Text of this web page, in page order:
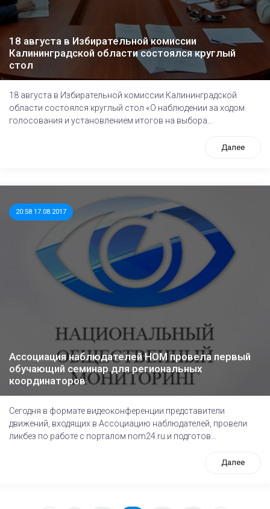
18 августа в Избирательной комиссии
Калининградской области состоялся круглый
стол
18 августа в Избирательной комиссии Калининградской
области состоялся круглый стол «О наблюдении за ходом
голосования и установлением итогов на выбора...
Далее
20:58 17.08.2017
Ассоциация наблюдателей НОМ провела первый
обучающий семинар для региональных
координаторов
Сегодня в формате видеоконференции представители
движений, входящих в Ассоциацию наблюдателей, провели
ликбез по работе с порталом nom24.ru и подготов...
Далее